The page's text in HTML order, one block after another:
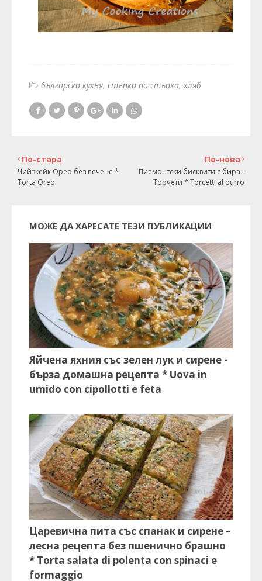
българска кухня стъпка по стъпка хляб
По-нова
Пиемонтски бисквити с бира -
Торчети * Torcetti al burro
По-стара
Чийзкейк Орео без печене *
Torta Oreo
МОЖЕ ДА ХАРЕСАТЕ ТЕЗИ ПУБЛИКАЦИИ
Яйчена яхния със зелен лук и сирене -
бърза домашна рецепта * Uova in
umido con cipollotti e feta
Царевична пита със спанак и сирене –
лесна рецепта без пшенично брашно
* Torta salata di polenta con spinaci e
formaggio